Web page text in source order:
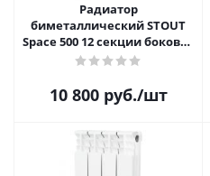
Радиатор
биметаллический STOUT
Space 500 12 секции боковое
подключение SRB-0310-
10 800руб./шт